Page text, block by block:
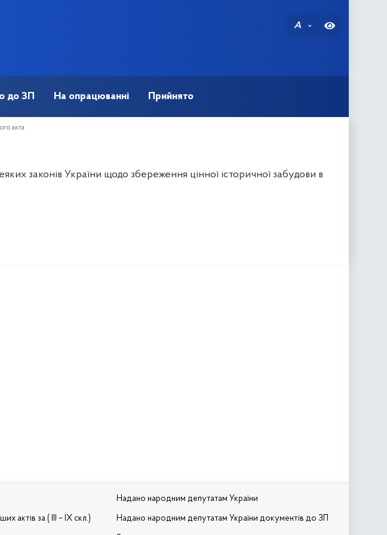
A
до ЗП На опрацюванні Прийнято
акта
законів України щодо збереження цінної історичної забудови в
актів за ( III – IX скл.)
Надано народним депутатам України
Надано народним депутатам України документів до ЗП